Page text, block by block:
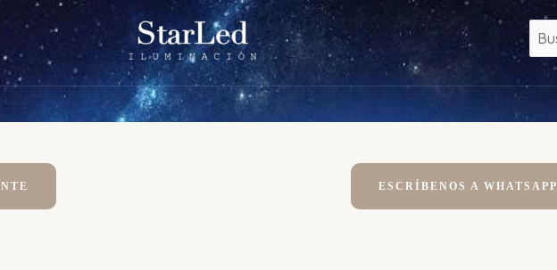
ESCRÍBENOS A WHATSAPP